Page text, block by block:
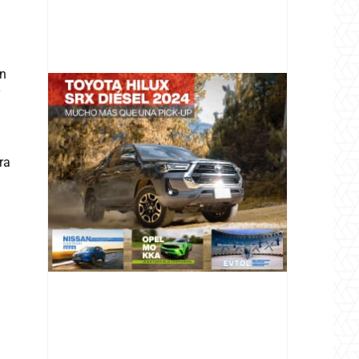
Follow
@v12_magazine